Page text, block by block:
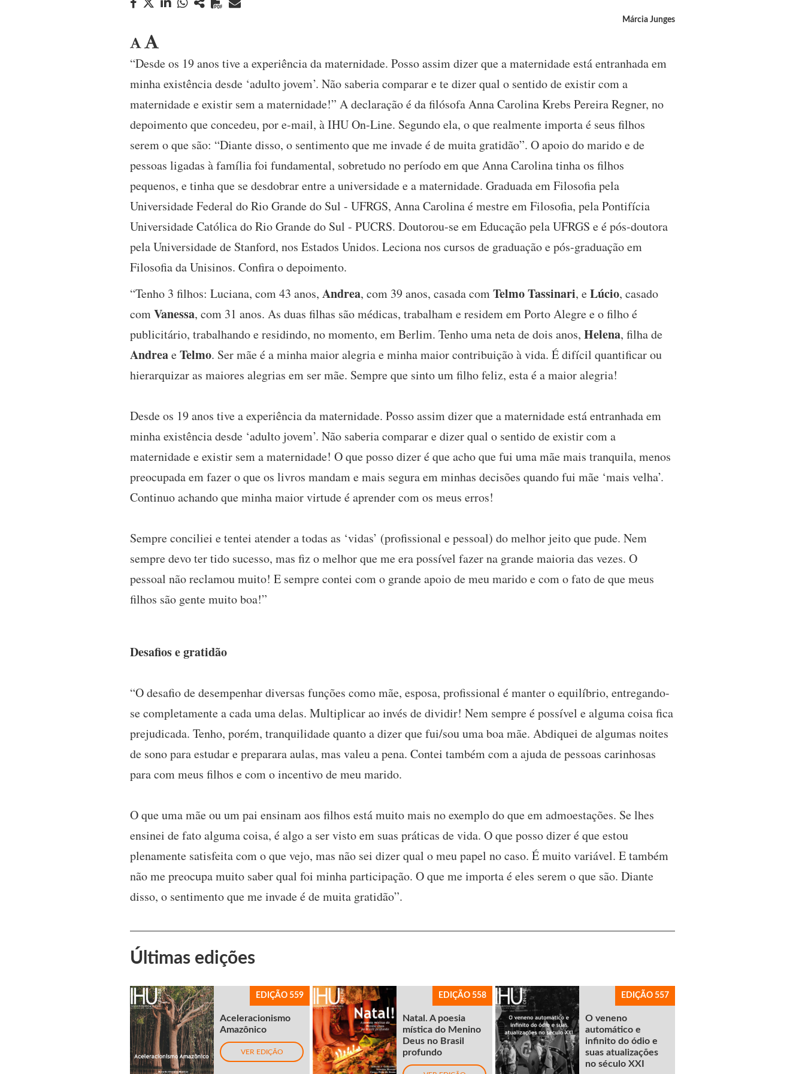
Márcia Junges
“Desde os 19 anos tive a experiência da maternidade. Posso assim dizer que a maternidade está entranhada em
minha existência desde ‘adulto jovem’. Não saberia comparar e te dizer qual o sentido de existir com a
maternidade e existir sem a maternidade!” A declaração é da filósofa Anna Carolina Krebs Pereira Regner, no
depoimento que concedeu, por e-mail, à IHU On-Line. Segundo ela, o que realmente importa é seus filhos
serem o que são: “Diante disso, o sentimento que me invade é de muita gratidão”. O apoio do marido e de
pessoas ligadas à família foi fundamental, sobretudo no período em que Anna Carolina tinha os filhos
pequenos, e tinha que se desdobrar entre a universidade e a maternidade. Graduada em Filosofia pela
Universidade Federal do Rio Grande do Sul - UFRGS, Anna Carolina é mestre em Filosofia, pela Pontifícia
Universidade Católica do Rio Grande do Sul - PUCRS. Doutorou-se em Educação pela UFRGS e é pós-doutora
pela Universidade de Stanford, nos Estados Unidos. Leciona nos cursos de graduação e pós-graduação em
Filosofia da Unisinos. Confira o depoimento.
“Tenho 3 filhos: Luciana, com 43 anos, Andrea, com 39 anos, casada comTelmo Tassinari, eLúcio, casado
comVanessa, com 31 anos. As duas filhas são médicas, trabalham e residem em Porto Alegre e o filho é
publicitário, trabalhando e residindo, no momento, em Berlim. Tenho uma neta de dois anos, Helena, filha de
AndreaeTelmo. Ser mãe é a minha maior alegria e minha maior contribuição à vida. É difícil quantificar ou
hierarquizar as maiores alegrias em ser mãe. Sempre que sinto um filho feliz, esta é a maior alegria!
Desde os 19 anos tive a experiência da maternidade. Posso assim dizer que a maternidade está entranhada em
minha existência desde ‘adulto jovem’. Não saberia comparar e dizer qual o sentido de existir com a
maternidade e existir sem a maternidade! O que posso dizer é que acho que fui uma mãe mais tranquila, menos
preocupada em fazer o que os livros mandam e mais segura em minhas decisões quando fui mãe ‘mais velha’.
Continuo achando que minha maior virtude é aprender com os meus erros!
Sempre conciliei e tentei atender a todas as ‘vidas’ (profissional e pessoal) do melhor jeito que pude. Nem
sempre devo ter tido sucesso, mas fiz o melhor que me era possível fazer na grande maioria das vezes. O
pessoal não reclamou muito! E sempre contei com o grande apoio de meu marido e com o fato de que meus
filhos são gente muito boa!”
Desafios e gratidão
“O desafio de desempenhar diversas funções como mãe, esposa, profissional é manter o equilíbrio, entregando-
se completamente a cada uma delas. Multiplicar ao invés de dividir! Nem sempre é possível e alguma coisa fica
prejudicada. Tenho, porém, tranquilidade quanto a dizer que fui/sou uma boa mãe. Abdiquei de algumas noites
de sono para estudar e preparara aulas, mas valeu a pena. Contei também com a ajuda de pessoas carinhosas
para com meus filhos e com o incentivo de meu marido.
O que uma mãe ou um pai ensinam aos filhos está muito mais no exemplo do que em admoestações. Se lhes
ensinei de fato alguma coisa, é algo a ser visto em suas práticas de vida. O que posso dizer é que estou
plenamente satisfeita com o que vejo, mas não sei dizer qual o meu papel no caso. É muito variável. E também
não me preocupa muito saber qual foi minha participação. O que me importa é eles serem o que são. Diante
disso, o sentimento que me invade é de muita gratidão”.
Últimas edições
EDIÇÃO 559
Aceleracionismo
Amazônico
VER EDIÇÃO
EDIÇÃO 558
Natal. A poesia
mística do Menino
Deus no Brasil
profundo
EDIÇÃO 557
O veneno
automático e
infinito do ódio e
suas atualizações
no século XXI